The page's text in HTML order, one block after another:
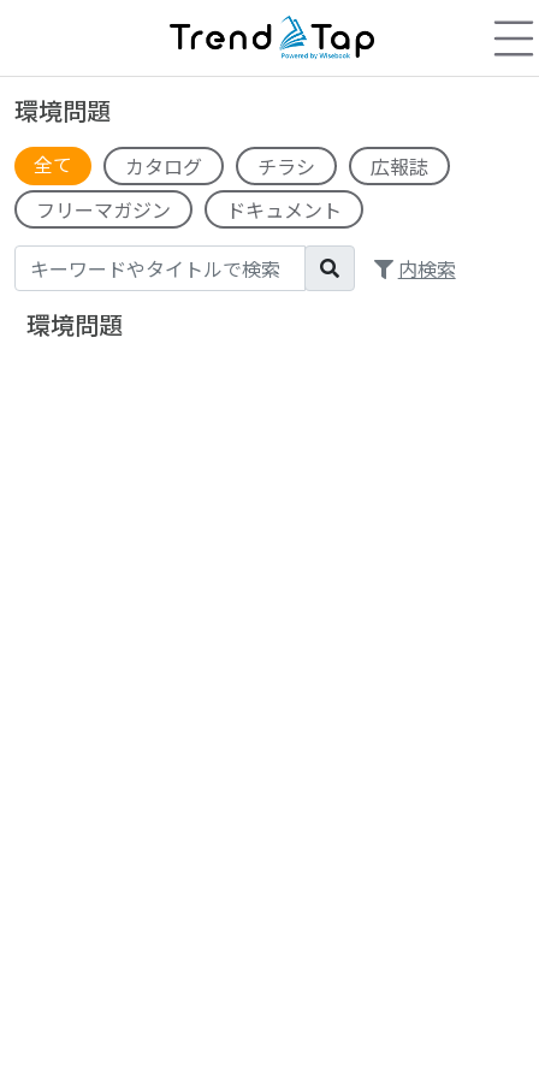
環境問題
全て カタログ チラシ
広報誌
フリーマガジン
ドキュメント
内検索
環境問題